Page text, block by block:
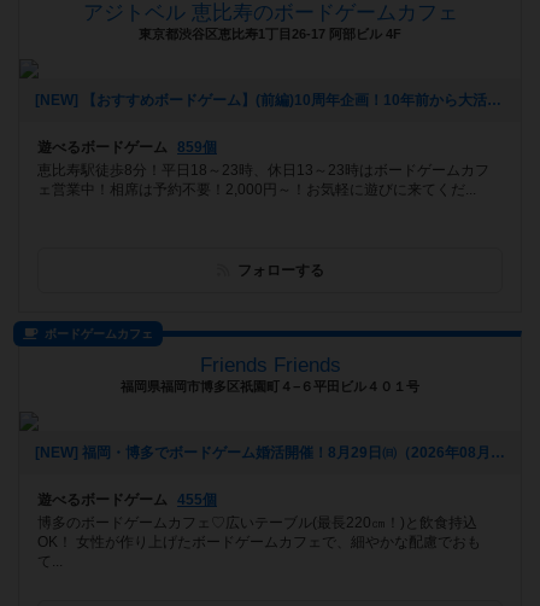
アジトベル 恵比寿のボードゲームカフェ
東京都渋谷区恵比寿1丁目26-17 阿部ビル 4F
[NEW] 【おすすめボードゲーム】(前編)10周年企画！10年前から大活躍のボードゲーム【#163】をあげました（2026年08月06日 00時03分）
遊べるボードゲーム
859個
恵比寿駅徒歩8分！平日18～23時、休日13～23時はボードゲームカフ
ェ営業中！相席は予約不要！2,000円～！お気軽に遊びに来てくだ...
フォローする
ボードゲームカフェ
Friends Friends
福岡県福岡市博多区祇園町４−６平田ビル４０１号
[NEW] 福岡・博多でボードゲーム婚活開催！8月29日㈰（2026年08月05日 16時55分）
遊べるボードゲーム
455個
博多のボードゲームカフェ♡広いテーブル(最長220㎝！)と飲食持込
OK！ 女性が作り上げたボードゲームカフェで、細やかな配慮でおも
て...